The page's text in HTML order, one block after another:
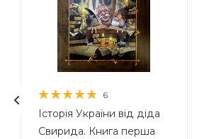
6
Історія України від діда
Свирида. Книга перша